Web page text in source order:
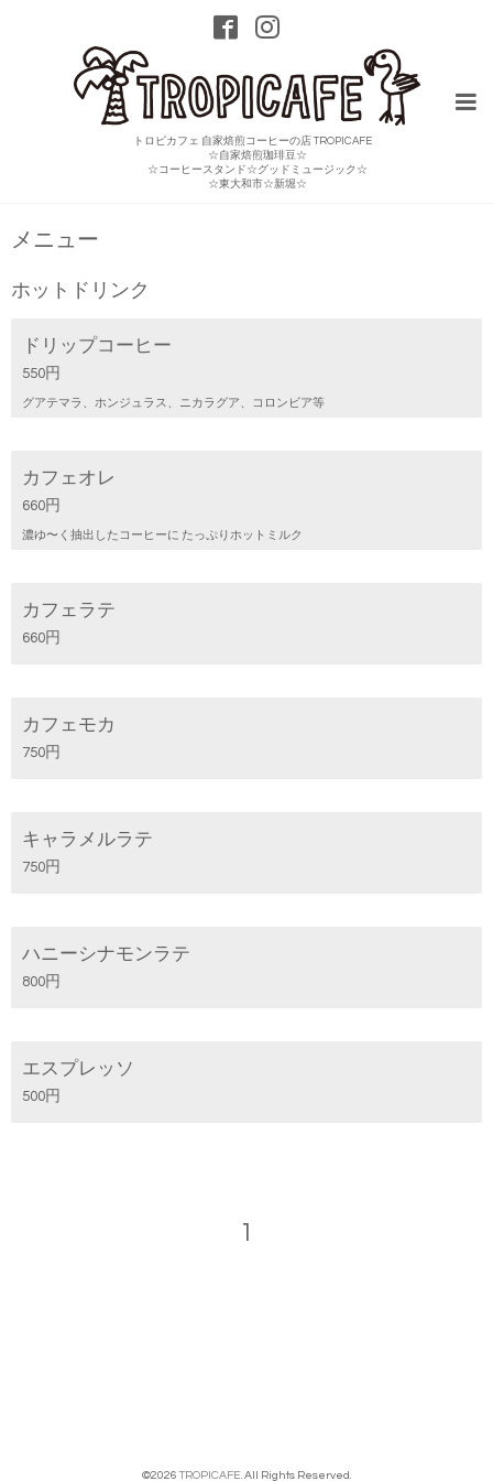
トロピカフェ 自家焙煎コーヒーの店 TROPICAFE
☆自家焙煎珈琲豆☆
☆コーヒースタンド☆グッドミュージック☆
☆東大和市☆新堀☆
メニュー
ホットドリンク
ドリップコーヒー
550円
グアテマラ、ホンジュラス、ニカラグア、コロンビア等
カフェオレ
660円
濃ゆ〜く抽出したコーヒーに たっぷりホットミルク
カフェラテ
660円
カフェモカ
750円
キャラメルラテ
750円
ハニーシナモンラテ
800円
エスプレッソ
500円
1
©2026TROPICAFE . All Rights Reserved.